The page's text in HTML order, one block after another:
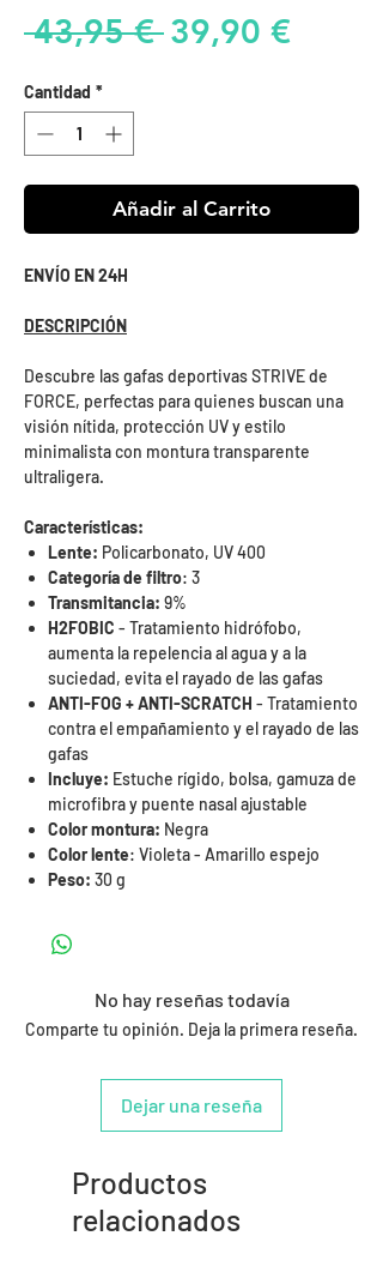
43,95 € Precio
39,90 €Precio
Cantidad *
Añadir al Carrito
ENVÍO EN 24H
DESCRIPCIÓN
Descubre las gafas deportivas STRIVE de
FORCE, perfectas para quienes buscan una
visión nítida, protección UV y estilo
minimalista con montura transparente
ultraligera.
Características:
Lente: Policarbonato, UV 400
Categoría de filtro: 3
Transmitancia: 9%
H2FOBIC - Tratamiento hidrófobo,
aumenta la repelencia al agua y a la
suciedad, evita el rayado de las gafas
ANTI-FOG + ANTI-SCRATCH - Tratamiento
contra el empañamiento y el rayado de las
gafas
Incluye: Estuche rígido, bolsa, gamuza de
microfibra y puente nasal ajustable
Color montura: Negra
Color lente: Violeta - Amarillo espejo
Peso: 30 g
No hay reseñas todavía
Comparte tu opinión. Deja la primera reseña.
Dejar una reseña
Productos
relacionados